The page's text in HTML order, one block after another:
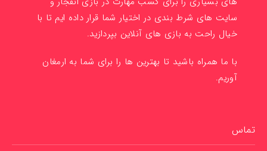
سایت های شرط بندی در اختیار شما قرار داده ایم تا با
خیال راحت به بازی های آنلاین بپردازید.
با ما همراه باشید تا بهترین ها را برای شما به ارمغان
آوریم.
تماس